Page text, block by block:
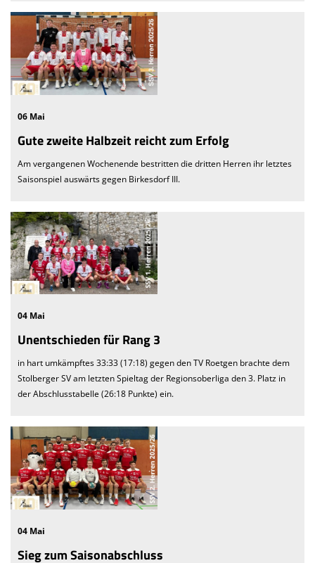
06 Mai
Gute zweite Halbzeit reicht zum Erfolg
Am vergangenen Wochenende bestritten die dritten Herren ihr letztes
Saisonspiel auswärts gegen Birkesdorf III.
04 Mai
Unentschieden für Rang 3
in hart umkämpftes 33:33 (17:18) gegen den TV Roetgen brachte dem
Stolberger SV am letzten Spieltag der Regionsoberliga den 3. Platz in
der Abschlusstabelle (26:18 Punkte) ein.
04 Mai
Sieg zum Saisonabschluss